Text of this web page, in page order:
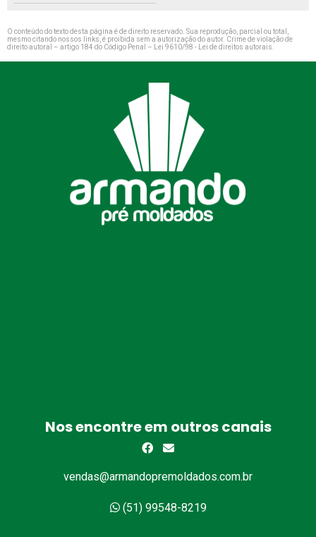
O conteúdo do texto desta página é de direito reservado. Sua reprodução, parcial ou total,
mesmo citando nossos links, é proibida sem a autorização do autor. Crime de violação de
direito autoral – artigo 184 do Código Penal –
Lei 9610/98 - Lei de direitos autorais
Nos encontre em outros canais
vendas@armandopremoldados.com.br
(51) 99548-8219